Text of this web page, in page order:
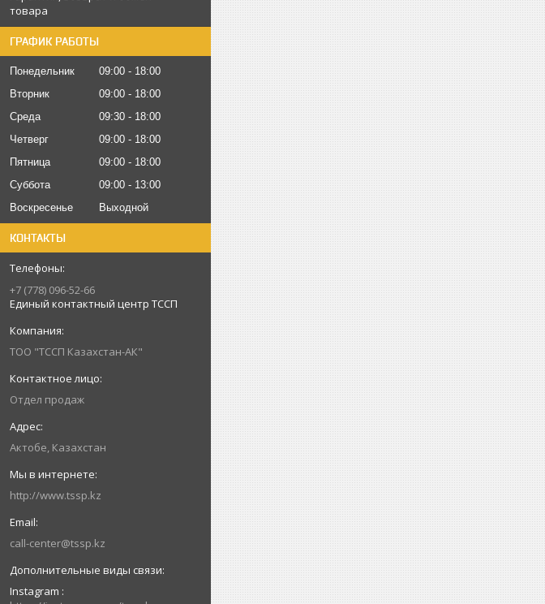
товара
ГРАФИК РАБОТЫ
Понедельник 09:00
18:00
Вторник
09:00
18:00
Среда
09:30
18:00
Четверг
09:00
18:00
Пятница
09:00
18:00
Суббота
09:00
13:00
Воскресенье
Выходной
КОНТАКТЫ
+7 (778) 096-52-66
Единый контактный центр ТССП
ТОО "ТССП Казахстан-АК"
Отдел продаж
Актобе, Казахстан
http://www.tssp.kz
call-center@tssp.kz
Instagram